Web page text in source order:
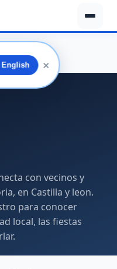
con vecinos y
en Castilla y leon.
para conocer
local, las fiestas
✕